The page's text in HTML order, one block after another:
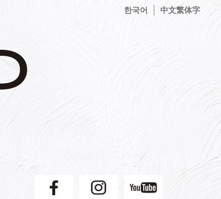
한국어 中文繁体字